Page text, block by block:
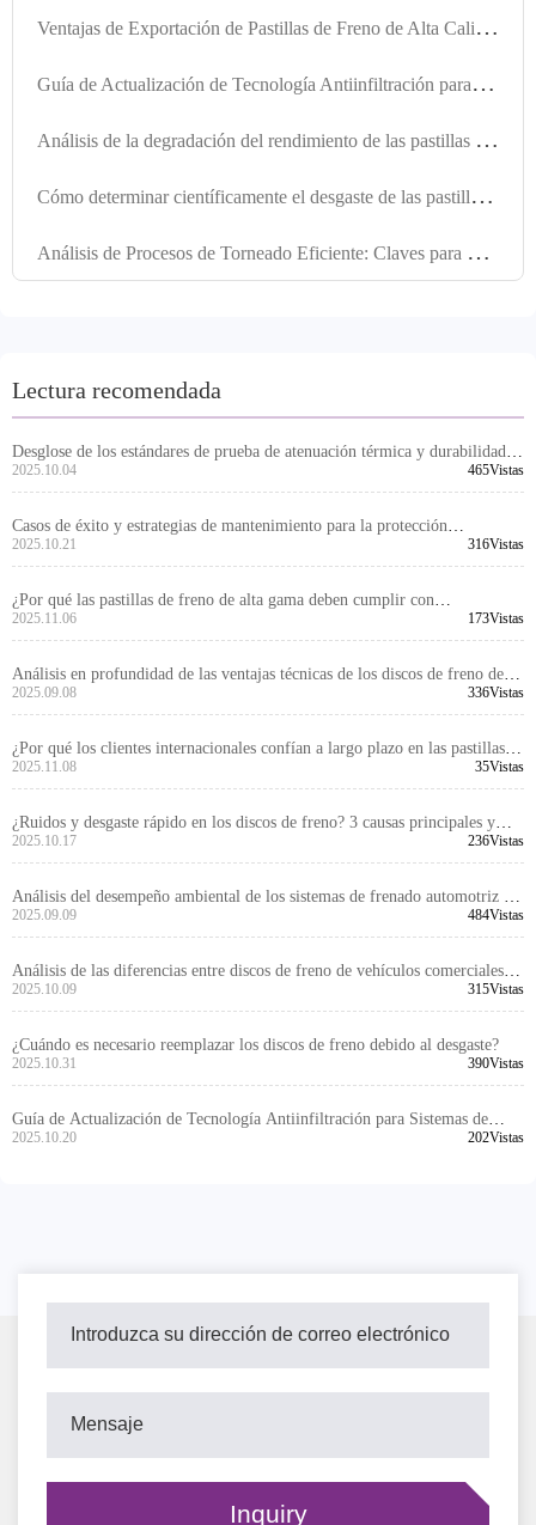
V
entajas de Exportación de Pastillas de Freno de Alta Calidad: Garantía de Rendimiento y Tecnología de Inspección conforme a Normas Internacionales
G
uía de Actualización de Tecnología Antiinfiltración para Sistemas de Frenado en Vehículos Comerciales: Soluciones Adaptadas al Clima Húmedo de Sudeste Asiático
A
nálisis de la degradación del rendimiento de las pastillas de freno en diferentes condiciones de carretera
C
ómo determinar científicamente el desgaste de las pastillas de freno: guía práctica basada en kilómetros recorridos
A
nálisis de Procesos de Torneado Eficiente: Claves para Mejorar la Planicidad y Uniformidad del Espesor de Discos de Freno
Lectura recomendada
Desglose de los estándares de prueba de atenuación térmica y durabilidad
de discos de freno bajo la certificación E-mark europea
2025.10.04 465Vistas
Casos de éxito y estrategias de mantenimiento para la protección
anticorrosión de tambores de freno en ciclos de congelación-descongelación
en Escandinavia
2025.10.21 316Vistas
¿Por qué las pastillas de freno de alta gama deben cumplir con
certificaciones internacionales? Control integral de calidad desde el diseño
hasta la producción
2025.11.06 173Vistas
Análisis en profundidad de las ventajas técnicas de los discos de freno de
alto rendimiento para el comercio de exportación
2025.09.08 336Vistas
¿Por qué los clientes internacionales confían a largo plazo en las pastillas
de freno con certificación EMARK?
2025.11.08 35Vistas
¿Ruidos y desgaste rápido en los discos de freno? 3 causas principales y
soluciones efectivas
2025.10.17 236Vistas
Análisis del desempeño ambiental de los sistemas de frenado automotriz de
alto rendimiento y sus tendencias de aplicación en el mercado global
2025.09.09 484Vistas
Análisis de las diferencias entre discos de freno de vehículos comerciales y
de pasajeros: ¿Por qué la alta compatibilidad es la clave de la exportación?
2025.10.09 315Vistas
¿Cuándo es necesario reemplazar los discos de freno debido al desgaste?
2025.10.31 390Vistas
Guía de Actualización de Tecnología Antiinfiltración para Sistemas de
Frenado en Vehículos Comerciales: Soluciones Adaptadas al Clima
2025.10.20 202Vistas